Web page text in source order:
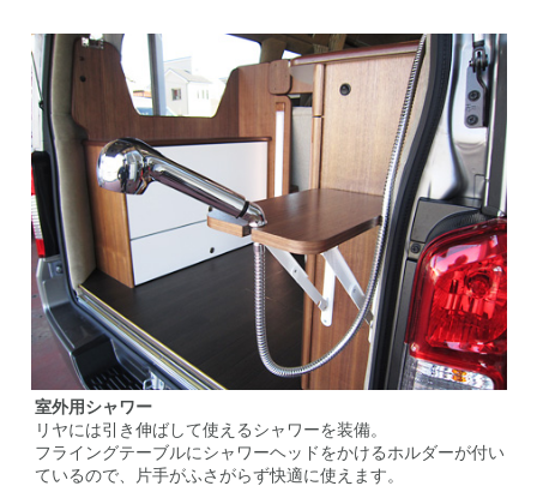
室外用シャワー
リヤには引き伸ばして使えるシャワーを装備。
フライングテーブルにシャワーヘッドをかけるホルダーが付い
ているので、片手がふさがらず快適に使えます。